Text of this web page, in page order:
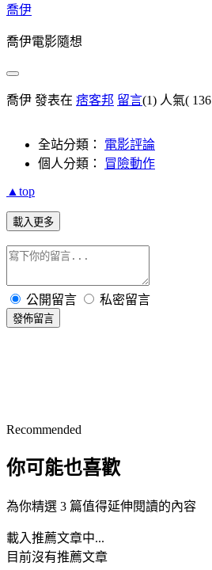
喬伊
喬伊電影隨想
喬伊 發表在 痞客邦 留言(1) 人氣( 136
全站分類： 電影評論
個人分類： 冒險動作
▲top
載入更多
公開留言 私密留言
發佈留言
Recommended
你可能也喜歡
為你精選 3 篇值得延伸閱讀的內容
載入推薦文章中...
目前沒有推薦文章